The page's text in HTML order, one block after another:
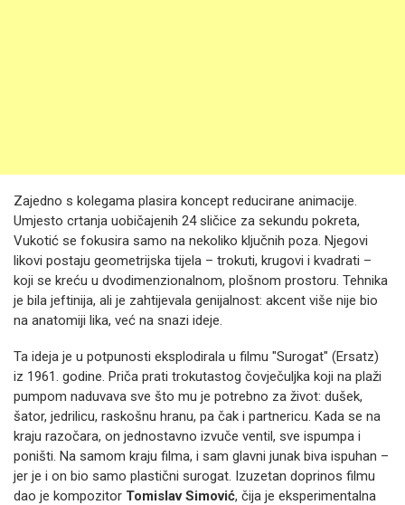
Zajedno s kolegama plasira koncept reducirane animacije.
Umjesto crtanja uobičajenih 24 sličice za sekundu pokreta,
Vukotić se fokusira samo na nekoliko ključnih poza. Njegovi
likovi postaju geometrijska tijela – trokuti, krugovi i kvadrati –
koji se kreću u dvodimenzionalnom, plošnom prostoru. Tehnika
je bila jeftinija, ali je zahtijevala genijalnost: akcent više nije bio
na anatomiji lika, već na snazi ideje.
Ta ideja je u potpunosti eksplodirala u filmu "Surogat" (Ersatz)
iz 1961. godine. Priča prati trokutastog čovječuljka koji na plaži
pumpom naduvava sve što mu je potrebno za život: dušek,
šator, jedrilicu, raskošnu hranu, pa čak i partnericu. Kada se na
kraju razočara, on jednostavno izvuče ventil, sve ispumpa i
poništi. Na samom kraju filma, i sam glavni junak biva ispuhan –
jer je i on bio samo plastični surogat. Izuzetan doprinos filmu
dao je kompozitor Tomislav Simović, čija je eksperimentalna